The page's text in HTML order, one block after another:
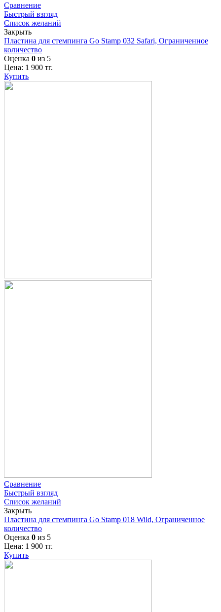
Сравнение
Быстрый взгляд
Список желаний
Закрыть
Пластина для стемпинга Go Stamp 032 Safari, Ограниченное
количество
Оценка 0 из 5
Цена: 1 900 тг.
Купить
Сравнение
Быстрый взгляд
Список желаний
Закрыть
Пластина для стемпинга Go Stamp 018 Wild, Ограниченное
количество
Оценка 0 из 5
Цена: 1 900 тг.
Купить